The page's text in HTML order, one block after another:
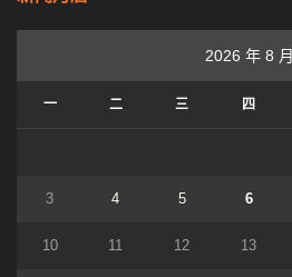
2026 年 8 月
一 二 三 四
3 4 5 6
10 11 12 13